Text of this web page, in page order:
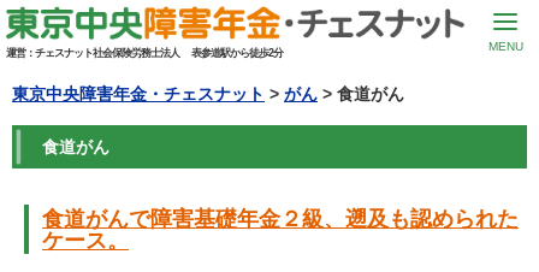
運営： チェスナット社会保険労務士法人 表参道駅から徒歩2分
MENU
東京中央障害年金・チェスナット > がん > 食道がん
食道がん
食道がんで障害基礎年金２級、遡及も認められた
ケース。